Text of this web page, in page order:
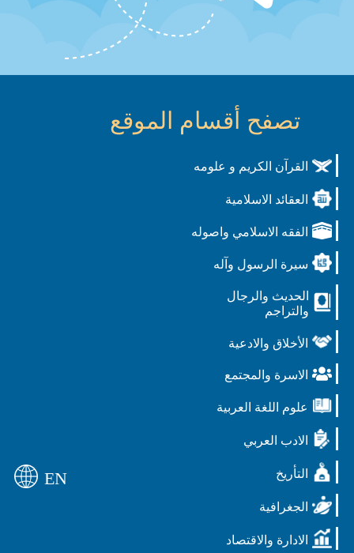
تصفح أقسام الموقع
القرآن الكريم و علومه
العقائد الاسلامية
الفقه الاسلامي واصوله
سيرة الرسول وآله
الحديث والرجال
والتراجم
الأخلاق والادعية
الاسرة والمجتمع
علوم اللغة العربية
الادب العربي
التأريخ
الجغرافية
الادارة والاقتصاد
EN